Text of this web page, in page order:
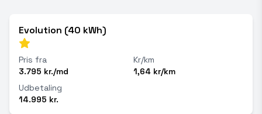
Evolution (40 kWh)
Pris fra
3.795 kr./md
Kr/km
1,64 kr/km
Udbetaling
14.995 kr.